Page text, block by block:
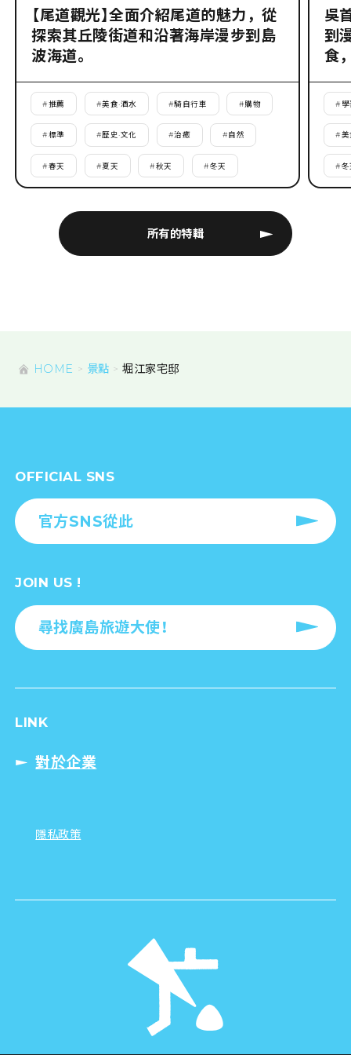
所有的特輯
【尾道觀光】全面介紹尾道的魅力，從
探索其丘陵街道和沿著海岸漫步到島
波海道。
#推薦 #美食·酒水 #騎自行車 #購物
#標準 #歷史·文化 #治癒 #自然
#春天 #夏天 #秋天 #冬天
吳
到
食
# 學
#美
#冬
HOME 景點 堀江家宅邸
OFFICIAL SNS
官方SNS從此
JOIN US !
尋找廣島旅遊大使！
LINK
對於企業
隱私政策